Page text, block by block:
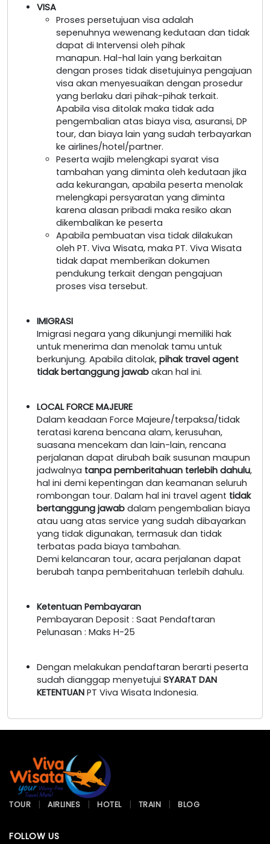
VISA
Proses persetujuan visa adalah
sepenuhnya wewenang kedutaan dan tidak
dapat di Intervensi oleh pihak
manapun. Hal-hal lain yang berkaitan
dengan proses tidak disetujuinya pengajuan
visa akan menyesuaikan dengan prosedur
yang berlaku dari pihak-pihak terkait.
Apabila visa ditolak maka tidak ada
pengembalian atas biaya visa, asuransi, DP
tour, dan biaya lain yang sudah terbayarkan
ke airlines/hotel/partner.
Peserta wajib melengkapi syarat visa
tambahan yang diminta oleh kedutaan jika
ada kekurangan, apabila peserta menolak
melengkapi persyaratan yang diminta
karena alasan pribadi maka resiko akan
dikembalikan ke peserta
Apabila pembuatan visa tidak dilakukan
oleh PT. Viva Wisata, maka PT. Viva Wisata
tidak dapat memberikan dokumen
pendukung terkait dengan pengajuan
proses visa tersebut.
IMIGRASI
Imigrasi negara yang dikunjungi memiliki hak
untuk menerima dan menolak tamu untuk
berkunjung. Apabila ditolak, pihak travel agent
tidak bertanggung jawab akan hal ini.
LOCAL FORCE MAJEURE
Dalam keadaan Force Majeure/terpaksa/tidak
teratasi karena bencana alam, kerusuhan,
suasana mencekam dan lain-lain, rencana
perjalanan dapat dirubah baik susunan maupun
jadwalnya tanpa pemberitahuan terlebih dahulu,
hal ini demi kepentingan dan keamanan seluruh
rombongan tour. Dalam hal ini travel agent tidak
bertanggung jawab dalam pengembalian biaya
atau uang atas service yang sudah dibayarkan
yang tidak digunakan, termasuk dan tidak
terbatas pada biaya tambahan.
Demi kelancaran tour, acara perjalanan dapat
berubah tanpa pemberitahuan terlebih dahulu.
Ketentuan Pembayaran
Pembayaran Deposit : Saat Pendaftaran
Pelunasan : Maks H-25
Dengan melakukan pendaftaran berarti peserta
sudah dianggap menyetujui SYARAT DAN
KETENTUAN PT Viva Wisata Indonesia.
TOUR AIRLINES HOTEL TRAIN BLOG
FOLLOW US